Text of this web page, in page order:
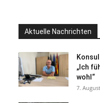
Aktuelle Nachrichten
„Ich
wohl“
7.